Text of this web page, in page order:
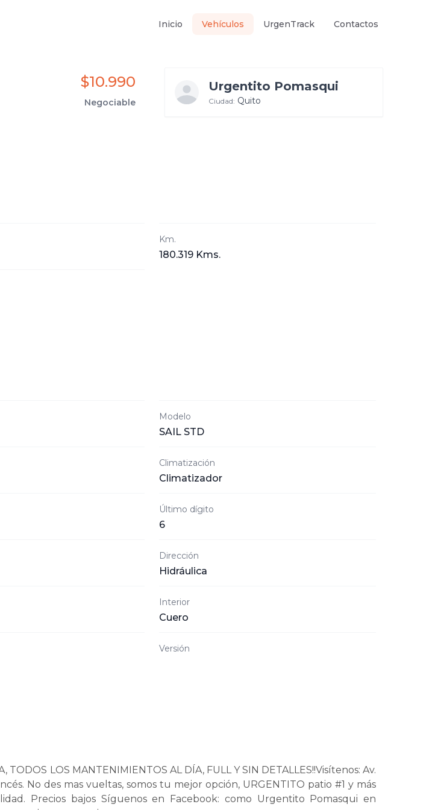
Inicio Vehículos UrgenTrack Contactos
$10.990
Negociable
Urgentito Pomasqui
Ciudad: Quito
Km.
180.319 Kms.
Modelo
SAIL STD
Climatización
Climatizador
Último dígito
6
Dirección
Hidráulica
Interior
Cuero
Versión
LOS MANTENIMIENTOS AL DÍA, FULL Y SIN DETALLES!!Visítenos: Av.
No des mas vueltas, somos tu mejor opción, URGENTITO patio #1 y más
Precios bajos Síguenos en Facebook: como Urgentito Pomasqui en